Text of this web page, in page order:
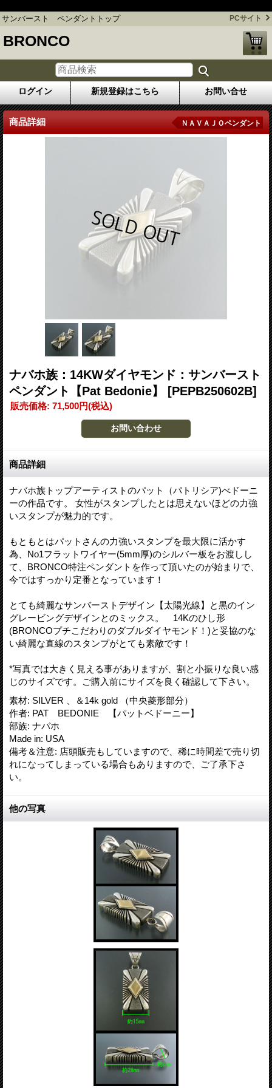
サンバースト ペンダントトップ PCサイト
BRONCO
ログイン 新規登録はこちら お問い合せ
商品詳細 ＮＡＶＡＪＯペンダント
ナバホ族：14KWダイヤモンド：サンバースト
ペンダント【Pat Bedonie】 [PEPB250602B]
販売価格: 71,500円(税込)
商品詳細
ナバホ族トップアーティストのパット（パトリシア)べドーニ
ーの作品です。 女性がスタンプしたとは思えないほどの力強
いスタンプが魅力的です。
もともとはパットさんの力強いスタンプを最大限に活かす
為、No1フラットワイヤー(5mm厚)のシルバー板をお渡しし
て、BRONCO特注ペンダントを作って頂いたのが始まりで、
今ではすっかり定番となっています！
とても綺麗なサンバーストデザイン【太陽光線】と黒のイン
グレービングデザインとのミックス。 14Kのひし形
(BRONCOプチこだわりのダブルダイヤモンド！)と妥協のな
い綺麗な直線のスタンプがとても素敵です！
*写真では大きく見える事がありますが、割と小振りな良い感
じのサイズです。ご購入前にサイズを良く確認して下さい。
素材: SILVER 、＆14k gold （中央菱形部分）
作者: PAT BEDONIE 【パットベドーニー】
部族: ナバホ
Made in: USA
備考＆注意: 店頭販売もしていますので、稀に時間差で売り切
れになってしまっている場合もありますので、ご了承下さ
い。
他の写真